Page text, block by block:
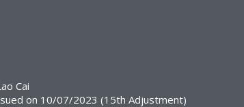
Cai
on 10/07/2023 (15th Adjustment)